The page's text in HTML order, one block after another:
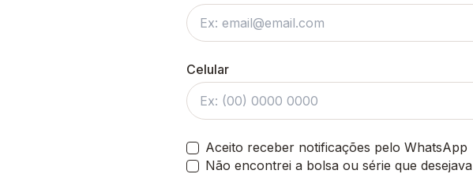
Celular
Aceito receber notificações pelo WhatsApp
Não encontrei a bolsa ou série que desejava